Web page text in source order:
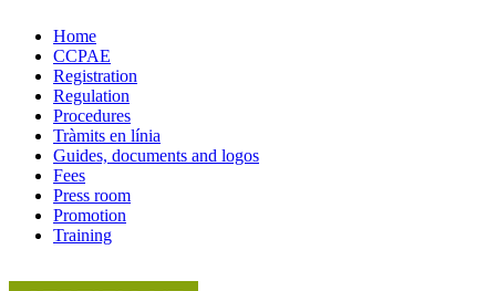
Home
CCPAE
Registration
Regulation
Procedures
Tràmits en línia
Guides, documents and logos
Fees
Press room
Promotion
Training